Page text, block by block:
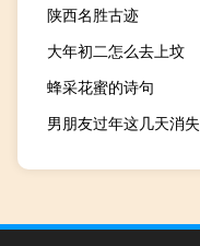
陕西名胜古迹
大年初二怎么去上坟
蜂采花蜜的诗句
男朋友过年这几天消失